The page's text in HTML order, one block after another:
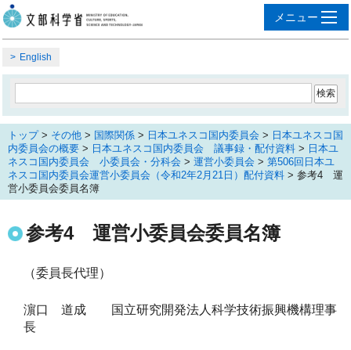
English
トップ> その他 > 国際関係 > 日本ユネスコ国内委員会 > 日本ユネスコ国
内委員会の概要 > 日本ユネスコ国内委員会 議事録・配付資料 > 日本ユ
ネスコ国内委員会 小委員会・分科会 > 運営小委員会 > 第506回日本ユ
ネスコ国内委員会運営小委員会（令和2年2月21日）配付資料 > 参考4 運
営小委員会委員名簿
参考4 運営小委員会委員名簿
（委員長代理）
濵口 道成 国立研究開発法人科学技術振興機構理事
長